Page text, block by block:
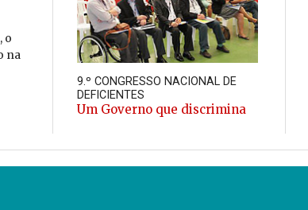
o
na
9.º CONGRESSO NACIONAL DE
DEFICIENTES
Um Governo que discrimina